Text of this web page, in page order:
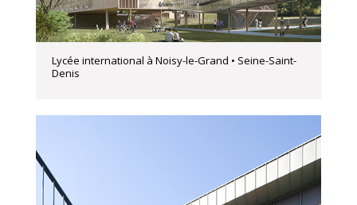
Lycée international à Noisy-le-Grand • Seine-Saint-
Denis